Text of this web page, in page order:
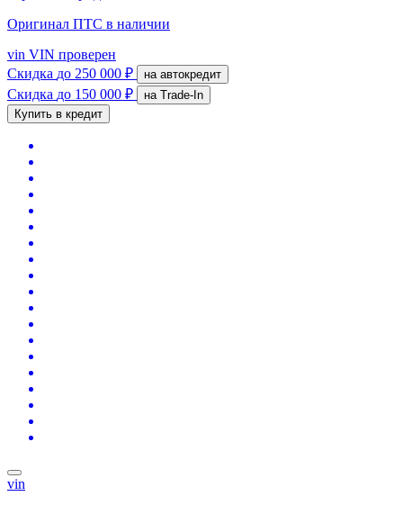
Оригинал ПТС в наличии
vin VIN проверен
Скидка до 250 000 ₽ на автокредит
Скидка до 150 000 ₽
на Trade-In
Купить в кредит
vin